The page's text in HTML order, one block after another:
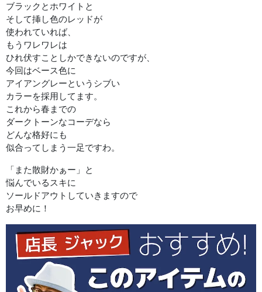
ブラックとホワイトと
そして挿し色のレッドが
使われていれば、
もうワレワレは
ひれ伏すことしかできないのですが、
今回はベース色に
アイアングレーというシブい
カラーを採用してます。
これから春までの
ダークトーンなコーデなら
どんな格好にも
似合ってしまう一足ですわ。
「また散財かぁー」と
悩んでいるスキに
ソールドアウトしていきますので
お早めに！